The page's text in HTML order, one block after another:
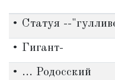
• Статуя --
• Гигант-
• ... Родосский